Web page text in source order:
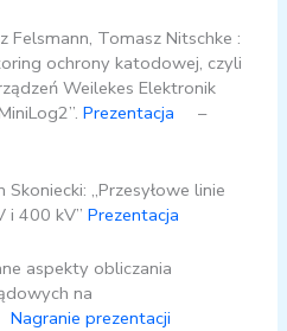
Felsmann, Tomasz Nitschke :
ochrony katodowej, czyli
Weilekes Elektronik
Prezentacja –
„Przesyłowe linie
i 400 kV”Prezentacja
aspekty obliczania
na
Nagranie prezentacji